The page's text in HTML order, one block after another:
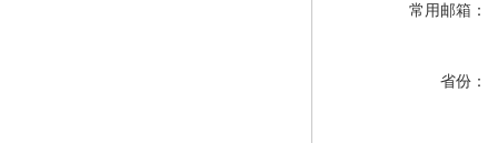
常用邮箱：
省份：